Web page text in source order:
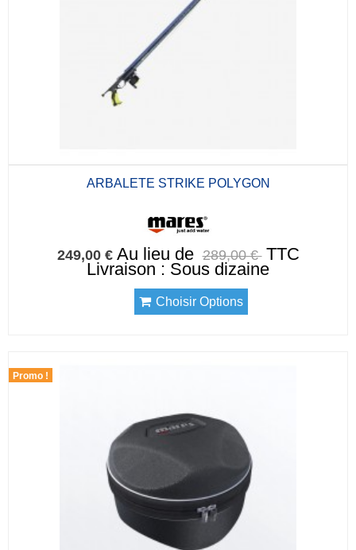
ARBALETE STRIKE POLYGON
249,00 € Au lieu de 289,00 € TTC
Livraison : Sous dizaine
Choisir Options
Promo !